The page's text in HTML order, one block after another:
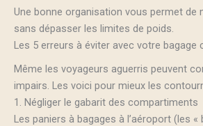
Une bonne organisation vous permet de
sans dépasser les limites de poids.
Les 5 erreurs à éviter avec votre bagage
Même les voyageurs aguerris peuvent
impairs. Les voici pour mieux les
1. Négliger le gabarit des compartiments
Les paniers à bagages à l’aéroport (les «